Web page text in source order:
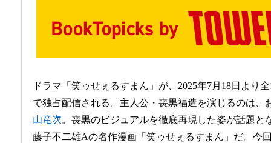
ドラマ「笑ゥせぇるすまん」が、2025年7月18日より
で独占配信される。主人公・喪黒福造を演じるのは、
山竜次。喪黒のビジュアルを徹底再現した姿が話題と
藤子不二雄Aの名作漫画「笑ゥせぇるすまん」だ。今